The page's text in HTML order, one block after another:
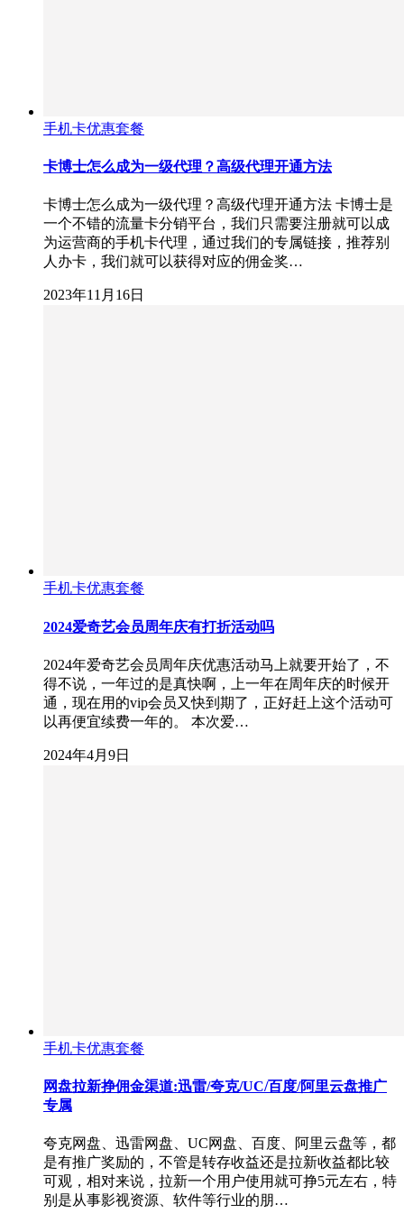
手机卡优惠套餐
卡博士怎么成为一级代理？高级代理开通方法
卡博士怎么成为一级代理？高级代理开通方法 卡博士是
一个不错的流量卡分销平台，我们只需要注册就可以成
为运营商的手机卡代理，通过我们的专属链接，推荐别
人办卡，我们就可以获得对应的佣金奖…
2023年11月16日
手机卡优惠套餐
2024爱奇艺会员周年庆有打折活动吗
2024年爱奇艺会员周年庆优惠活动马上就要开始了，不
得不说，一年过的是真快啊，上一年在周年庆的时候开
通，现在用的vip会员又快到期了，正好赶上这个活动可
以再便宜续费一年的。 本次爱…
2024年4月9日
手机卡优惠套餐
网盘拉新挣佣金渠道:迅雷/夸克/UC/百度/阿里云盘推广
专属
夸克网盘、迅雷网盘、UC网盘、百度、阿里云盘等，都
是有推广奖励的，不管是转存收益还是拉新收益都比较
可观，相对来说，拉新一个用户使用就可挣5元左右，特
别是从事影视资源、软件等行业的朋…